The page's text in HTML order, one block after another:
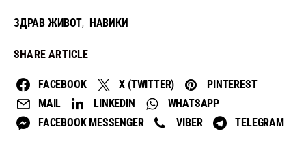
ЗДРАВ ЖИВОТ, НАВИКИ
SHARE ARTICLE
FACEBOOK X (TWITTER)
PINTEREST
MAIL
LINKEDIN
WHATSAPP
FACEBOOK MESSENGER
VIBER TELEGRAM